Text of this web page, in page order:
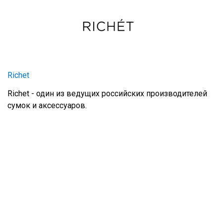
Richet
Richet - один из ведущих российских производителей
сумок и аксессуаров.